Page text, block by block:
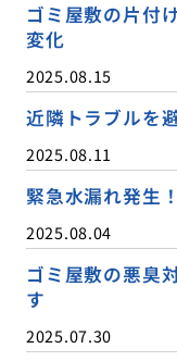
ゴミ屋敷の片付
変化
2025.08.15
近隣トラブルを
2025.08.11
緊急水漏れ発生
2025.08.04
ゴミ屋敷の悪臭
す
2025.07.30